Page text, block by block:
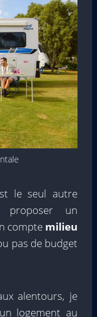
le seul autre
un
compte milieu
pas de budget
alentours, je
logement au